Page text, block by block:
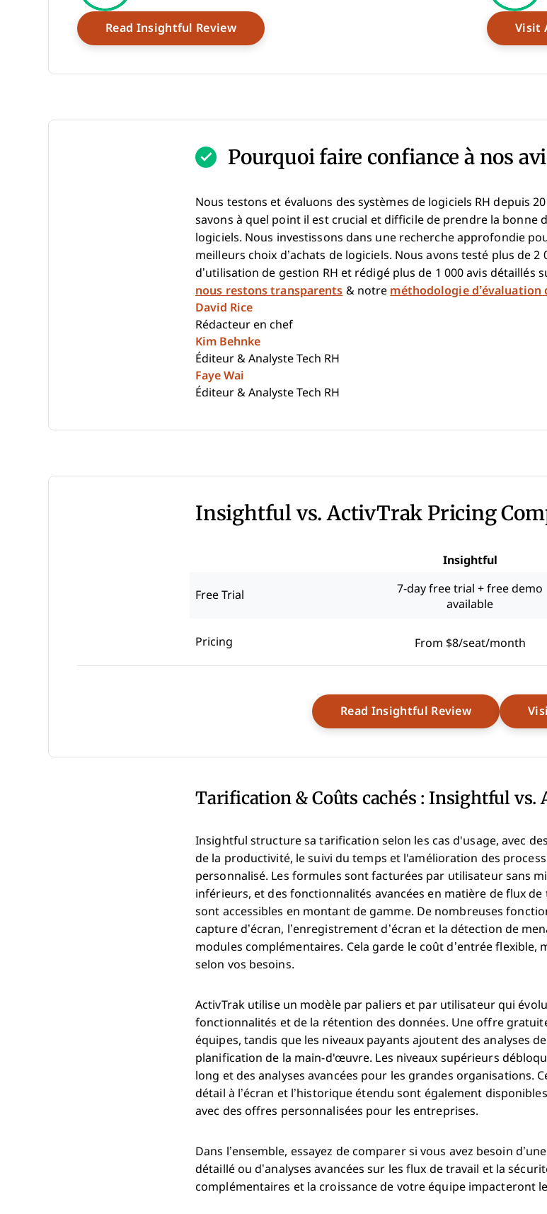
Read Insightful ReviewOpens New Window Visit
Pourquoi faire confiance à nos
Nous testons et évaluons des systèmes de logiciels RH depuis
savons à quel point il est crucial et difficile de prendre la bonne
logiciels. Nous investissons dans une recherche approfondie
meilleurs choix d’achats de logiciels. Nous avons testé plus de
d’utilisation de gestion RH et rédigé plus de 1 000 avis détaillés
nous restons transparents & notre méthodologie d’évaluation
David Rice
Rédacteur en chef
Kim Behnke
Éditeur & Analyste Tech RH
Faye Wai
Éditeur & Analyste Tech RH
Insightful vs. ActivTrak Pricing
Insightful
Free Trial
7-day free trial + free demo
available
Pricing From $8/seat/month
Read Insightful ReviewOpens New
Tarification & Coûts cachés : Insightful vs.
Insightful structure sa tarification selon les cas d'usage, avec
de la productivité, le suivi du temps et l'amélioration des
personnalisé. Les formules sont facturées par utilisateur sans
inférieurs, et des fonctionnalités avancées en matière de flux
sont accessibles en montant de gamme. De nombreuses
capture d’écran, l’enregistrement d’écran et la détection de
modules complémentaires. Cela garde le coût d’entrée flexible,
selon vos besoins.
ActivTrak utilise un modèle par paliers et par utilisateur qui
fonctionnalités et de la rétention des données. Une offre
équipes, tandis que les niveaux payants ajoutent des analyses
planification de la main-d'œuvre. Les niveaux supérieurs
long et des analyses avancées pour les grandes organisations.
détail à l’écran et l’historique étendu sont également
avec des offres personnalisées pour les entreprises.
Dans l’ensemble, essayez de comparer si vous avez besoin
détaillé ou d’analyses avancées sur les flux de travail et la
complémentaires et la croissance de votre équipe impacteront